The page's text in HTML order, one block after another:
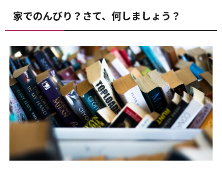
家でのんびり？さて、何しましょう？